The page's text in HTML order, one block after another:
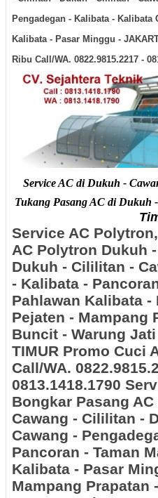
Pengadegan - Kalibata - Kalibata
Kalibata - Pasar Minggu -
Ribu Call/WA. 0822.9815.2217 -
Service AC di Dukuh -
Tukang Pasang AC di Dukuh
Service AC
AC Polytron Dukuh
Dukuh - Cililitan -
- Kalibata -
Pahlawan Kalibata -
Pejaten - Mampang
Buncit - Warung Jati
TIMUR Promo Cuci
Call/WA.
0813.1418.1790
Bongkar Pasang
Cawang - Cililitan -
Cawang -
Pancoran - Taman
Kalibata - Pasar
Mampang Prapatan